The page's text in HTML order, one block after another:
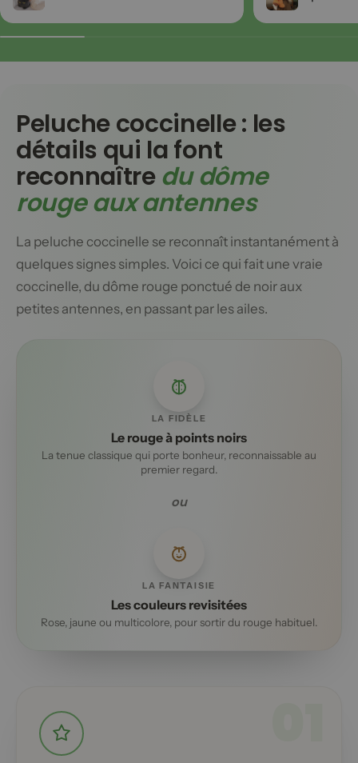
Peluche coccinelle : les
détails qui la font
reconnaître du dôme
rouge aux antennes
La peluche coccinelle se reconnaît instantanément à
quelques signes simples. Voici ce qui fait une vraie
coccinelle, du dôme rouge ponctué de noir aux
petites antennes, en passant par les ailes.
LA FIDÈLE
Le rouge à points noirs
La tenue classique qui porte bonheur, reconnaissable au
premier regard.
ou
LA FANTAISIE
Les couleurs revisitées
Rose, jaune ou multicolore, pour sortir du rouge habituel.